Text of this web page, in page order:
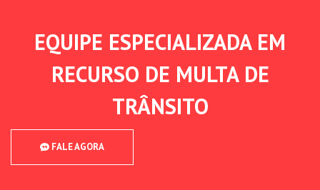
EQUIPE ESPECIALIZADA EM
RECURSO DE MULTA DE
TRÂNSITO
FALE AGORA